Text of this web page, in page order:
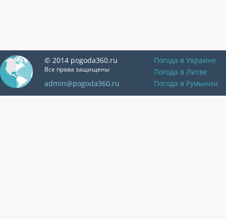
© 2014 pogoda360.ru
Все права защищены
admin@pogoda360.ru
Погода в Украине
Погода в Литве
Погода в Румынии